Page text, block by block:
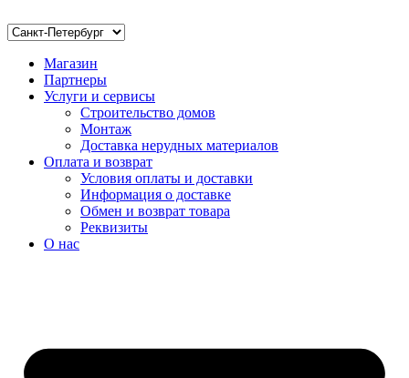
Магазин
Партнеры
Услуги и сервисы
Строительство домов
Монтаж
Доставка нерудных материалов
Оплата и возврат
Условия оплаты и доставки
Информация о доставке
Обмен и возврат товара
Реквизиты
О нас